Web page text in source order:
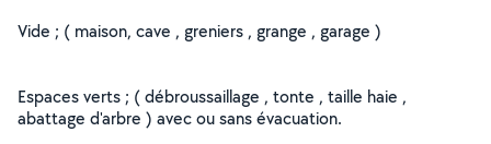
Vide ; ( maison, cave , greniers , grange , garage )
Espaces verts ; ( débroussaillage , tonte , taille haie ,
abattage d'arbre ) avec ou sans évacuation.